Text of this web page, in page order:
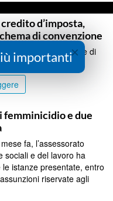
d’imposta,
di convenzione
inserita nella legge di
femminicidio e due
fa, l’assessorato
sociali e del lavoro ha
istanze presentate, entro
riservate agli
×
importanti